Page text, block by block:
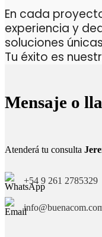
En cada
experiencia y
soluciones
Tu éxito es
Mensaje o
Atenderá tu consulta
+54 9 261 2785329